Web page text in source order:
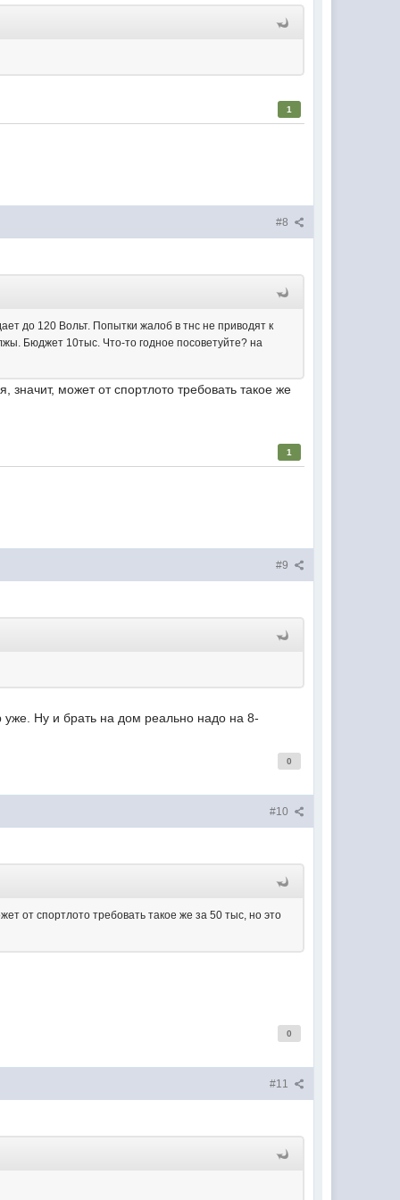
1
#8
до 120 Вольт. Попытки жалоб в тнс не приводят к
Бюджет 10тыс. Что-то годное посоветуйте? на
может от спортлото требовать такое же
1
#9
уже. Ну и брать на дом реально надо на 8-
0
#10
от спортлото требовать такое же за 50 тыс, но это
0
#11